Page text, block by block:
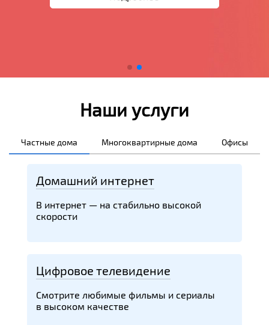
Наши услуги
Частные дома Многоквартирные дома Офисы
Домашний интернет
В интернет — на стабильно высокой
скорости
Цифровое телевидение
Смотрите любимые фильмы и сериалы
в высоком качестве